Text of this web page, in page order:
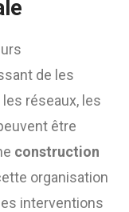
de les
réseaux, les
être
construction
organisation
interventions